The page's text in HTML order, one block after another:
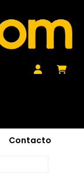
Contacto